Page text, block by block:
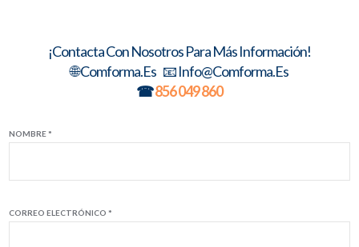
¡Contacta Con Nosotros Para Más Información!
🌐 Comforma.es 📧 Info@comforma.es
☎856 049 860
NOMBRE *
CORREO ELECTRÓNICO *